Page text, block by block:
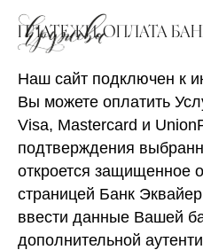
ПЛАТЕЖИ. ОПЛАТА
Наш сайт подключен к
Вы можете оплатить
Visa, Mastercard и
подтверждения
откроется защищенное
страницей Банк
ввести данные Вашей
дополнительной